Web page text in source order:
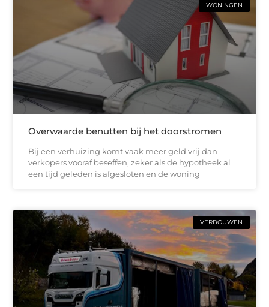
WONINGEN
Overwaarde benutten bij het doorstromen
Bij een verhuizing komt vaak meer geld vrij dan
verkopers vooraf beseffen, zeker als de hypotheek al
een tijd geleden is afgesloten en de woning
VERBOUWEN